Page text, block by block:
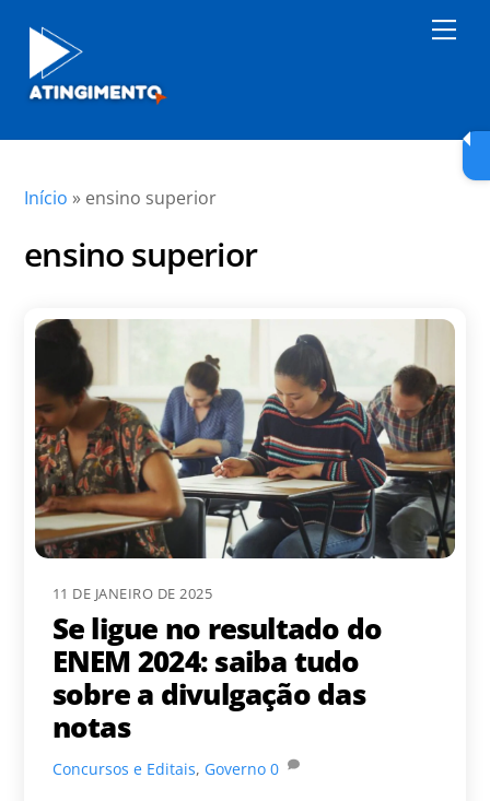
content
Início » ensino superior
ensino superior
11 DE JANEIRO DE 2025
Se ligue no resultado do
ENEM 2024: saiba tudo
sobre a divulgação das
notas
Concursos e Editais, Governo 0